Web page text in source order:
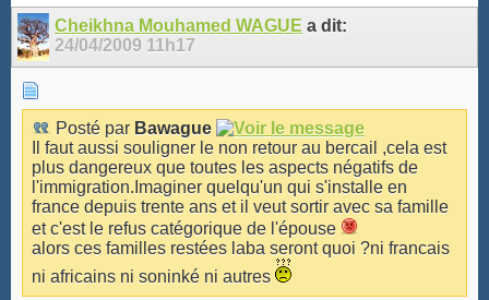
Cheikhna Mouhamed WAGUE a dit:
24/04/2009 11h17
Posté par Bawague
Il faut aussi souligner le non retour au bercail ,cela est
plus dangereux que toutes les aspects négatifs de
l'immigration.Imaginer quelqu'un qui s'installe en
france depuis trente ans et il veut sortir avec sa famille
et c'est le refus catégorique de l'épouse
alors ces familles restées laba seront quoi ?ni francais
ni africains ni soninké ni autres